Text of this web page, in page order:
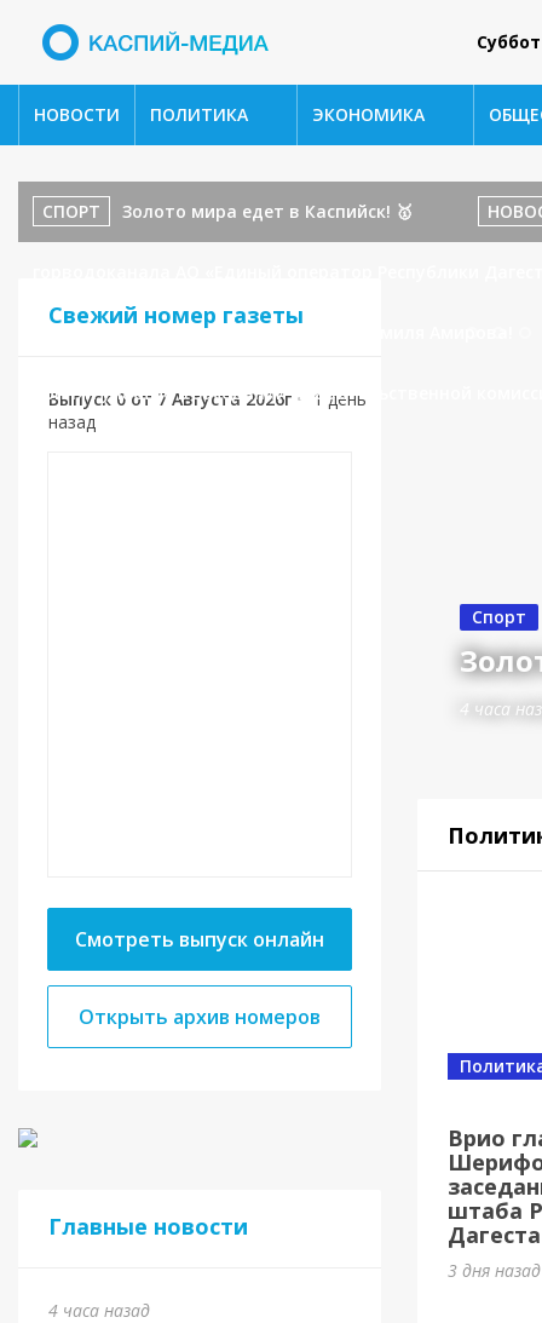
НОВОСТИ ПОЛИТИКА ЭКОНОМИКА
СПОРТ Золото мира едет в Каспийск! 🥇
бойца ММА и наставника: История Шамиля Амирова!
принял участие в заседании Правительственной
Свежий номер газеты
Выпуск 0 от 7 Августа 2026г • 1 день
назад
Смотреть выпуск онлайн
Открыть архив номеров
Главные новости
4 часа назад
Спорт
4 часа
От
4 часа
Врио
штаба
3 дня